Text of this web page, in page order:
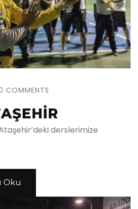
COMMENTS
derslerimize
Oku